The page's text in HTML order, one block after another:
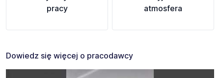
pracy
atmosfera
Dowiedz się więcej o pracodawcy